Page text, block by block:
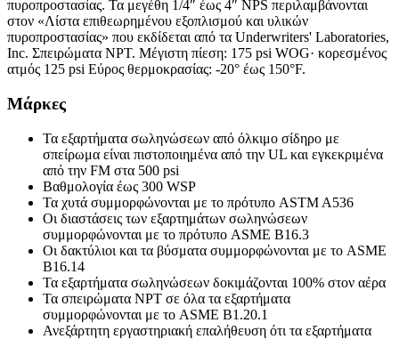
πυροπροστασίας. Τα μεγέθη 1/4″ έως 4″ NPS περιλαμβάνονται
στον «Λίστα επιθεωρημένου εξοπλισμού και υλικών
πυροπροστασίας» που εκδίδεται από τα Underwriters' Laboratories,
Inc. Σπειρώματα NPT. Μέγιστη πίεση: 175 psi WOG· κορεσμένος
ατμός 125 psi Εύρος θερμοκρασίας: -20° έως 150°F.
Μάρκες
Τα εξαρτήματα σωληνώσεων από όλκιμο σίδηρο με
σπείρωμα είναι πιστοποιημένα από την UL και εγκεκριμένα
από την FM στα 500 psi
Βαθμολογία έως 300 WSP
Τα χυτά συμμορφώνονται με το πρότυπο ASTM A536
Οι διαστάσεις των εξαρτημάτων σωληνώσεων
συμμορφώνονται με το πρότυπο ASME B16.3
Οι δακτύλιοι και τα βύσματα συμμορφώνονται με το ASME
B16.14
Τα εξαρτήματα σωληνώσεων δοκιμάζονται 100% στον αέρα
Τα σπειρώματα NPT σε όλα τα εξαρτήματα
συμμορφώνονται με το ASME B1.20.1
Ανεξάρτητη εργαστηριακή επαλήθευση ότι τα εξαρτήματα